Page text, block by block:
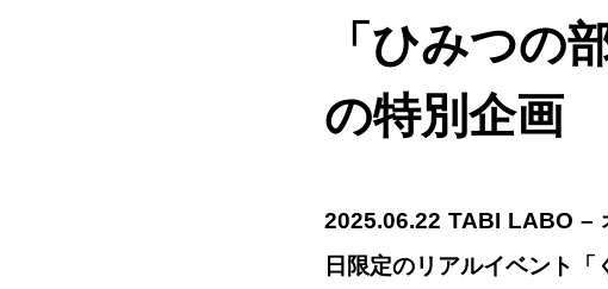
「ひみつ
の特別企画
2025.06.22 TABI LABO –
日限定のリアルイベント